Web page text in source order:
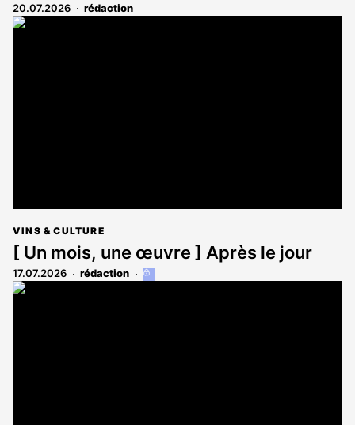
20.07.2026 rédaction
VINS & CULTURE
[ Un mois, une œuvre ] Après le jour
17.07.2026 rédaction
Cet